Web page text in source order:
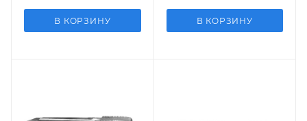
В КОРЗИНУ В КОРЗИНУ